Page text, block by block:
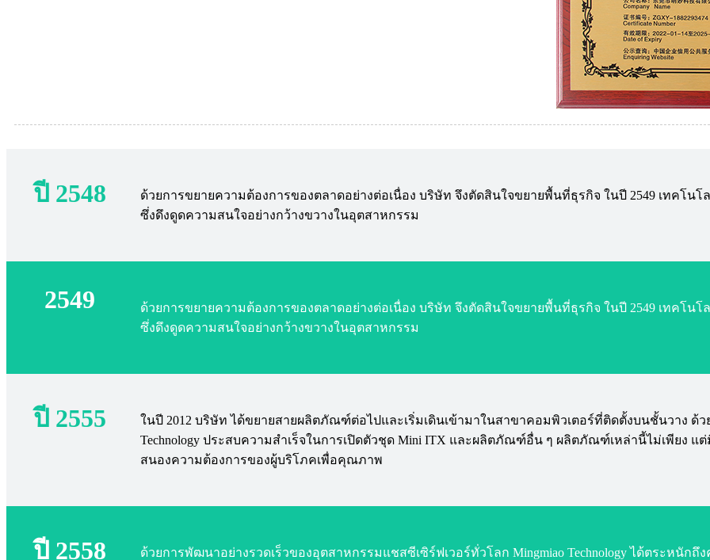
ปี 2548
ด้วยการขยายความต้องการของตลาดอย่างต่อเนื่อง บริษัท จึงตัดสินใจขยายพื้นที่ธุรกิจ ในปี 2549 เทคโน
ซึ่งดึงดูดความสนใจอย่างกว้างขวางในอุตสาหกรรม
2549
ด้วยการขยายความต้องการของตลาดอย่างต่อเนื่อง บริษัท จึงตัดสินใจขยายพื้นที่ธุรกิจ ในปี 2549 เทคโน
ซึ่งดึงดูดความสนใจอย่างกว้างขวางในอุตสาหกรรม
ปี 2555
ในปี 2012 บริษัท ได้ขยายสายผลิตภัณฑ์ต่อไปและเริ่มเดินเข้ามาในสาขาคอมพิวเตอร์ที่ติดตั้งบนชั้นวาง ด้
Technology ประสบความสำเร็จในการเปิดตัวชุด Mini ITX และผลิตภัณฑ์อื่น ๆ ผลิตภัณฑ์เหล่านี้ไม่เพียง
สนองความต้องการของผู้บริโภคเพื่อคุณภาพ
ปี 2558
ด้วยการพัฒนาอย่างรวดเร็วของอุตสาหกรรมแชสซีเซิร์ฟเวอร์ทั่วโลก Mingmiao Technology ได้ตระหนั